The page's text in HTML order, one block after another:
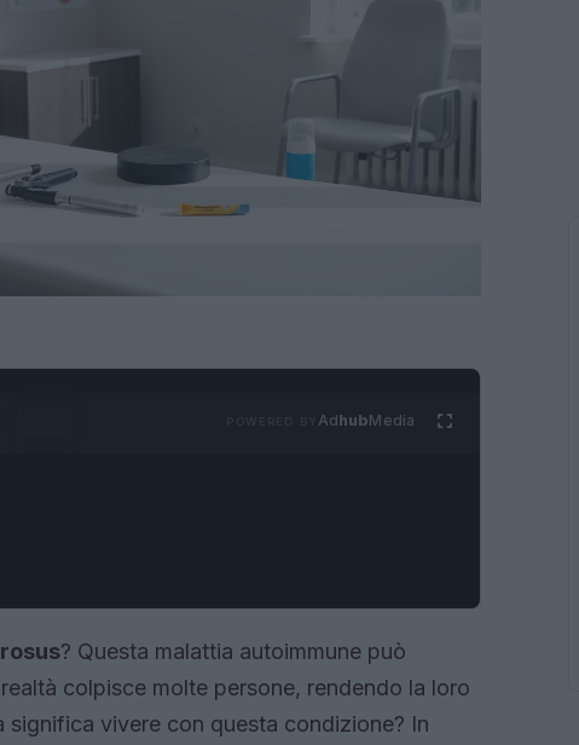
AdhubMedia
? Questa malattia autoimmune può
colpisce molte persone, rendendo la loro
vivere con questa condizione? In